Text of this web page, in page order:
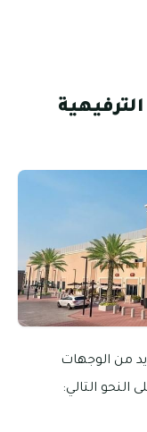
من الوجهات
النحو التالي: